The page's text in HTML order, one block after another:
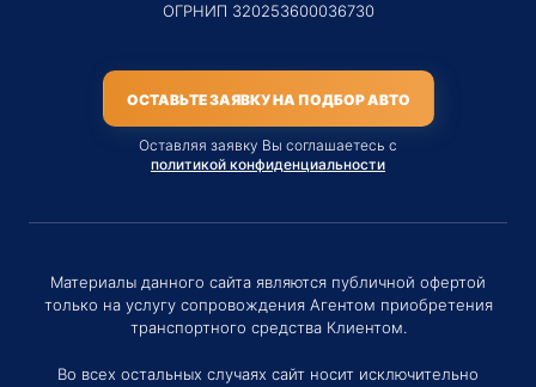
ОГРНИП 320253600036730
ОСТАВЬТЕ ЗАЯВКУ НА ПОДБОР АВТО
Оставляя заявку Вы соглашаетесь с
политикой конфиденциальности
Материалы данного сайта являются публичной офертой
только на услугу сопровождения Агентом приобретения
транспортного средства Клиентом.
Во всех остальных случаях сайт носит исключительно